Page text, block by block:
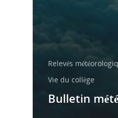
Relevés
Vie du collège
Bulletin